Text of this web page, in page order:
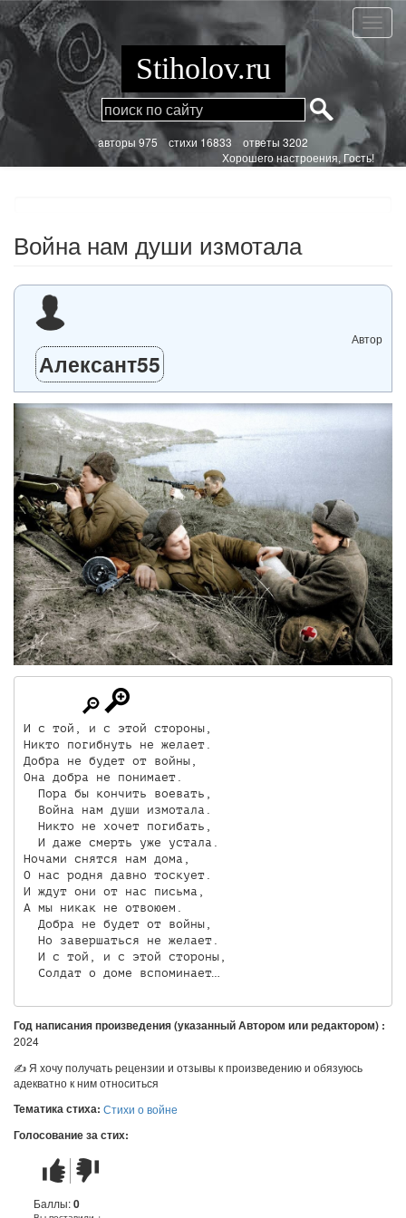
Перейти
к
основному
содержанию
Война
нам
души
Stiholov.ru
aвторы 975стихи 16833 ответы 3202
Хорошего настроения, Гость!
Война нам души измотала
Автор
Алексант55
И с той, и с этой стороны,
Никто погибнуть не желает.
Добра не будет от войны,
Она добра не понимает.
  Пора бы кончить воевать,
  Война нам души измотала.
  Никто не хочет погибать,
  И даже смерть уже устала.
Ночами снятся нам дома,
О нас родня давно тоскует.
И ждут они от нас письма,
А мы никак не отвоюем.
  Добра не будет от войны,
  Но завершаться не желает.
  И с той, и с этой стороны,
Год написания произведения (указанный Автором или редактором) :
2024
✍ Я хочу получать рецензии и отзывы к произведению и обязуюсь
адекватно к ним относиться
Тематика стиха: Стихи о войне
Голосование за стих:
Стих
понравился
Стих
не
понравился
Баллы:0